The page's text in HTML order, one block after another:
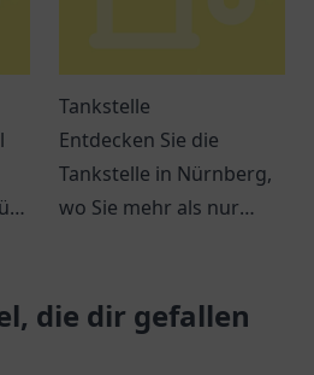
Tankstelle
Entdecken Sie die
Tankstelle in Nürnberg,
wo Sie mehr als nur
Dienstleistungen
erwarten Sie.
die dir gefallen